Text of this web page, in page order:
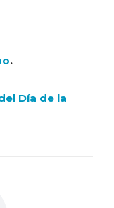
.
Día de la